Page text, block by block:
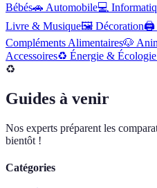
Bébés🚗 Automobile💻
Livre & Musique🖼️ Décoration🖨️
Compléments Alimentaires🐶
Accessoires♻️ Énergie & Écologie
♻️
Guides à venir
Nos experts préparent les
bientôt !
Catégories